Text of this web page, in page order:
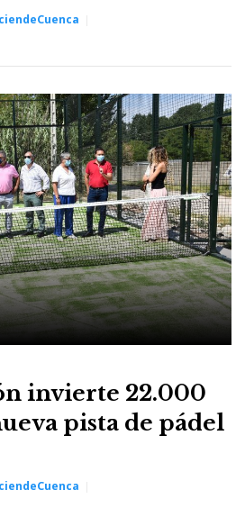
invierte 22.000
pista de pádel